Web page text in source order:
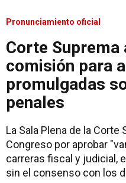
Pronunciamiento oficial
Corte Suprema
comisión para
promulgadas
penales
La Sala Plena de la Corte
Congreso por aprobar
carreras fiscal y judicial,
sin el consenso con los